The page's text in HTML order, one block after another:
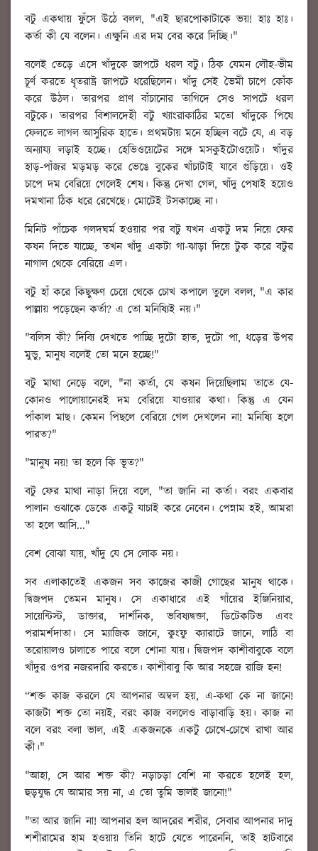
বটু একথায় ফুঁসে উঠে বলল, "এই ছারপোকাটাকে ভয়! হাঃ হাঃ।
কর্তা কী যে বলেন। এক্ষুনি এর দম বের করে দিচ্ছি।"
বলেই তেড়ে এসে খাঁদুকে জাপটে ধরল বটু। ঠিক যেমন লৌহ-ভীম
চূর্ণ করতে ধৃতরাষ্ট্র জাপটে ধরেছিলেন। খাঁদু সেই ভৈমী চাপে কোঁক
করে উঠল। তারপর প্রাণ বাঁচানোর তাগিদে সেও সাপটে ধরল
বটুকে। তারপর বিশালদেহী বটু খ্যাংরাকাঠির মতো খাঁদুকে পিষে
ফেলতে লাগল আসুরিক হাতে। প্রথমটায় মনে হচ্ছিল বটে যে, এ বড়
অন্যায্য লড়াই হচ্ছে। হেভিওয়েটের সঙ্গে মসকুইটোওয়েট। খাঁদুর
হাড়-পাঁজর মড়মড় করে ভেঙে বুকের খাঁচাটাই যাবে গুঁড়িয়ে। ওই
চাপে দম বেরিয়ে গেলেই শেষ। কিন্তু দেখা গেল, খাঁদু পেষাই হয়েও
দমখানা ঠিক ধরে রেখেছে। মোটেই টসকাচ্ছে না।
মিনিট পাঁচেক গলদঘর্ম হওয়ার পর বটু যখন একটু দম নিয়ে ফের
কষন দিতে যাচ্ছে, তখন খাঁদু একটা গা-ঝাড়া দিয়ে টুক করে বটুর
নাগাল থেকে বেরিয়ে এল।
বটু হাঁ করে কিছুক্ষণ চেয়ে থেকে চোখ কপালে তুলে বলল, "এ কার
পাল্লায় পড়েছেন কর্তা? এ তো মনিষ্যিই নয়।"
"বলিস কী? দিব্যি দেখতে পাচ্ছি দুটো হাত, দুটো পা, ধড়ের উপর
মুন্ডু, মানুষ বলেই তো মনে হচ্ছে!"
বটু মাথা নেড়ে বলে, "না কর্তা, যে কষন দিয়েছিলাম তাতে যে-
কোনও পালোয়ানেরই দম বেরিয়ে যাওয়ার কথা। কিন্তু এ যেন
পাঁকাল মাছ। কেমন পিছলে বেরিয়ে গেল দেখলেন না! মনিষ্যি হলে
পারত?"
"মানুষ নয়! তা হলে কি ভূত?"
বটু ফের মাথা নাড়া দিয়ে বলে, "তা জানি না কর্তা। বরং একবার
পালান ওঝাকে ডেকে একটু যাচাই করে নেবেন। পেন্নাম হই, আমরা
তা হলে আসি..."
বেশ বোঝা যায়, খাঁদু যে সে লোক নয়।
সব এলাকাতেই একজন সব কাজের কাজী গোছের মানুষ থাকে।
দ্বিজপদ তেমন মানুষ। সে একাধারে এই গাঁয়ের ইঞ্জিনিয়ার,
সায়েন্টিস্ট, ডাক্তার, দার্শনিক, ভবিষ্যদ্বক্তা, ডিটেকটিভ এবং
পরামর্শদাতা। সে ম্যাজিক জানে, কুংফু ক্যারাটে জানে, লাঠি বা
তরোয়ালও চালাতে পারে বলে শোনা যায়। দ্বিজপদ কাশীবাবুকে বলে
খাঁদুর ওপর নজরদারি করতে। কাশীবাবু কি আর সহজে রাজি হন!
“শক্ত কাজ করলে যে আপনার অম্বল হয়, এ-কথা কে না জানে!
কাজটা শক্ত তো নয়ই, বরং কাজ বললেও বাড়াবাড়ি হয়। কাজ না
বলে বরং বলা ভাল, এই একজনকে একটু চোখে-চোখে রাখা আর
কী।"
"আহা, সে আর শক্ত কী? নড়াচড়া বেশি না করতে হলেই হল,
হুড়যুদ্ধ যে আমার সয় না, এ তো তুমি ভালই জানো!"
"তা আর জানি না! আপনার হল আদরের শরীর, সেবার আপনার দাদু
শশীরামের হাম হওয়ায় তিনি হাটে যেতে পারেননি, তাই হাটবারে